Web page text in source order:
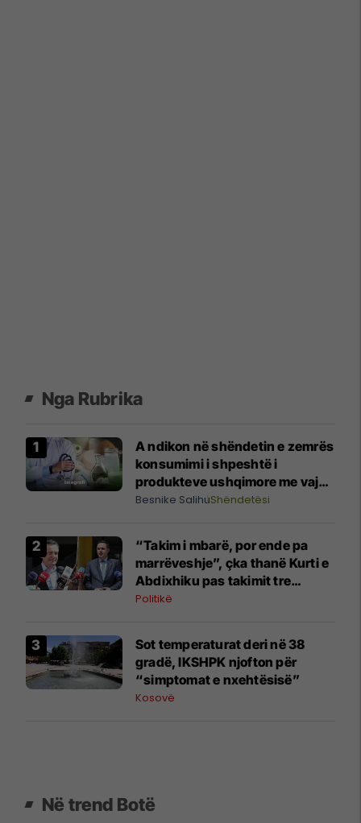
Nga Rubrika
A ndikon në shëndetin e zemrës
konsumimi i shpeshtë i
produkteve ushqimore me vaj
palme (vajra të ngopura)?
Besnike SalihuShëndetësi
“Takim i mbarë, por ende pa
marrëveshje”, çka thanë Kurti e
Abdixhiku pas takimit tre
orësh?
Politikë
Sot temperaturat deri në 38
gradë, IKSHPK njofton për
“simptomat e nxehtësisë”
Kosovë
Në trend Botë